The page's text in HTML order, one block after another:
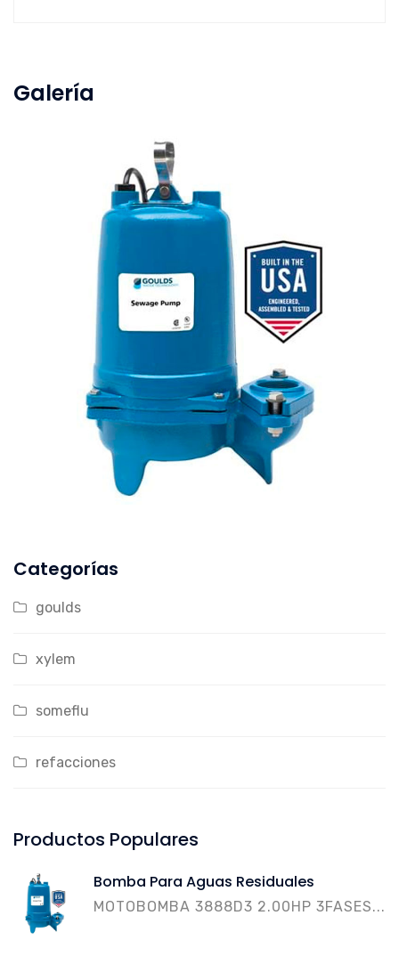
Galería
Categorías
goulds
xylem
someflu
refacciones
Productos Populares
Bomba Para Aguas Residuales
MOTOBOMBA 3888D3 2.00HP 3FASES...